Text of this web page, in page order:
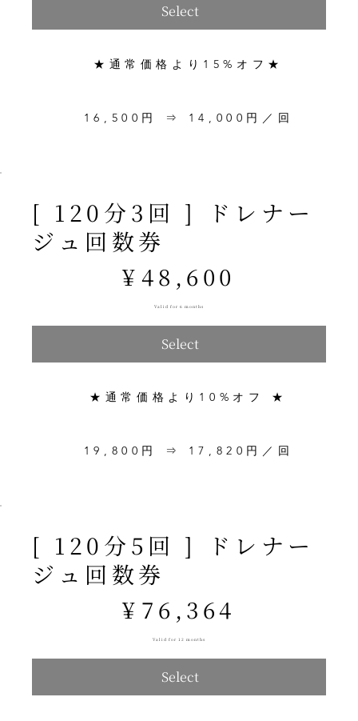
Select
★通常価格より15%オフ★
16,500円 ⇒ 14,000円／回
[ 120分3回 ] ドレナー
ジュ回数券
¥ 48,600
Valid for 6 months
Select
★通常価格より10%オフ ★
19,800円 ⇒ 17,820円／回
[ 120分5回 ] ドレナー
ジュ回数券
¥ 76,364
Valid for 12 months
Select